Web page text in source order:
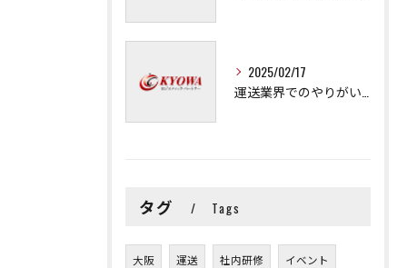
2025/02/17
タグ Tags
大阪 運送 社内研修 イベント